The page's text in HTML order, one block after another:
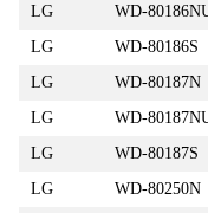
LG
WD-
LG
WD-80186S
LG
WD-80187N
LG
WD-
LG
WD-80187S
LG
WD-80250N